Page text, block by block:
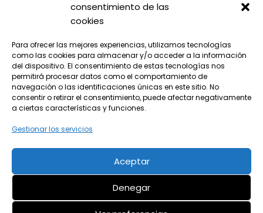
consentimiento de las
cookies
Para ofrecer las mejores experiencias, utilizamos tecnologías
como las cookies para almacenar y/o acceder a la información
del dispositivo. El consentimiento de estas tecnologías nos
permitirá procesar datos como el comportamiento de
navegación o las identificaciones únicas en este sitio. No
consentir o retirar el consentimiento, puede afectar negativamente
a ciertas características y funciones.
Gestionar los servicios
Aceptar
Denegar
¡LLama ya!
© 2024 Todos los derechos reservados
Aviso legal
Política de privacidad